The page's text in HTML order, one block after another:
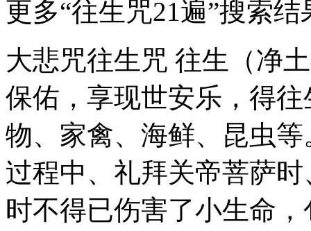
更多“往生咒21遍”搜索结
大悲咒往生咒 往生（净
保佑，享现世安乐，得
物、家禽、海鲜、昆虫
过程中、礼拜关帝菩萨
时不得已伤害了小生命